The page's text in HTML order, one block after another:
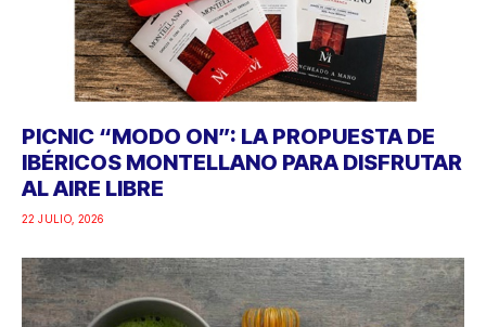
PICNIC “MODO ON”: LA PROPUESTA DE
IBÉRICOS MONTELLANO PARA DISFRUTAR
AL AIRE LIBRE
22 JULIO, 2026